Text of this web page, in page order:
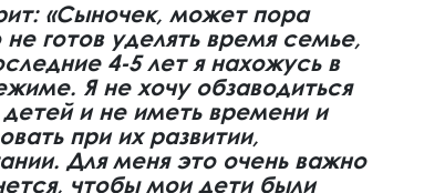
«Сыночек, может пора
готов уделять время семье,
4-5 лет я нахожусь в
Я не хочу обзаводиться
и не иметь времени и
при их развитии,
Для меня это очень важно
чтобы мои дети были